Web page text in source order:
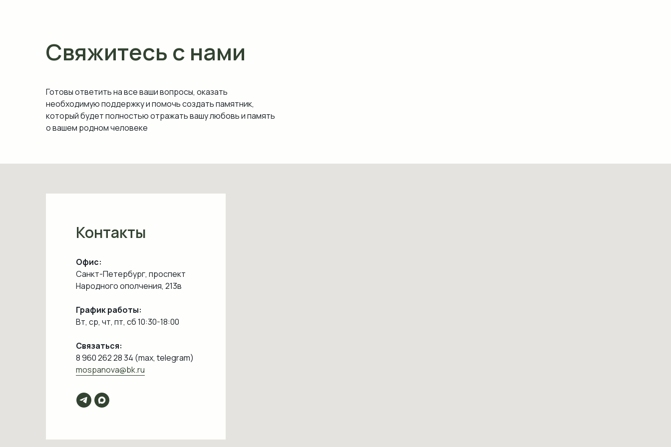
Свяжитесь с нами
Готовы ответить на все ваши вопросы, оказать
необходимую поддержку и помочь создать памятник,
который будет полностью отражать вашу любовь и память
о вашем родном человеке
Контакты
Офис:
Санкт-Петербург, проспект
Народного ополчения, 213в
График работы:
Вт, ср, чт, пт, сб 10:30-18:00
Связаться:
8 960 262 28 34 (max, telegram)
mospanova@bk.ru